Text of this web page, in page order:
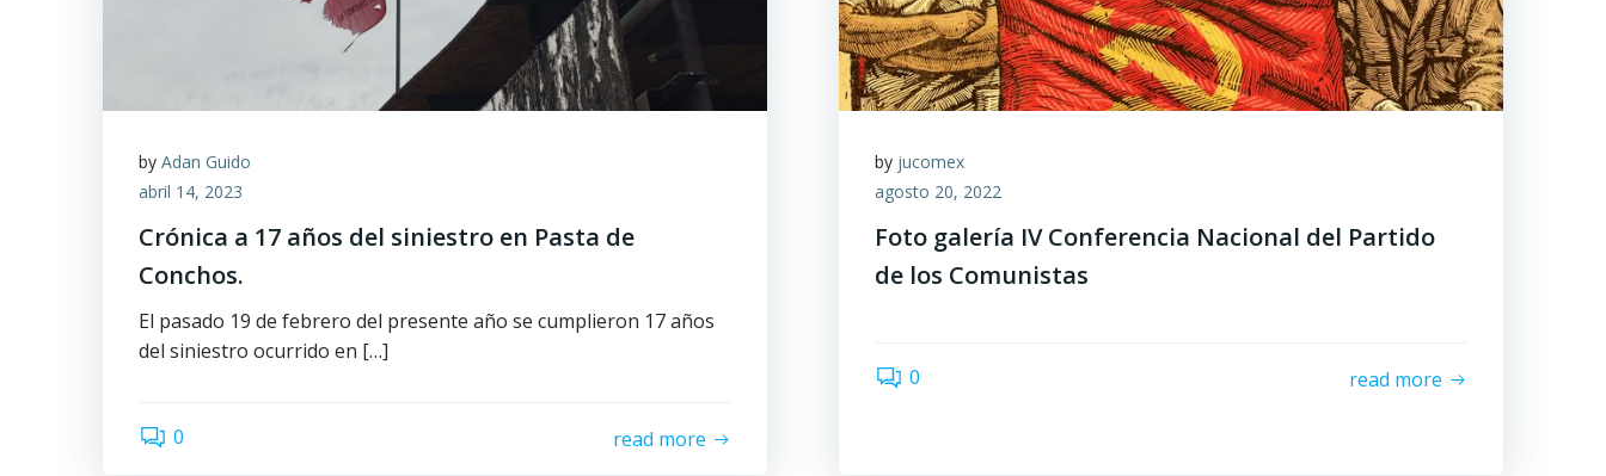
by Adan Guido
abril 14, 2023
Crónica a 17 años del siniestro en Pasta de
Conchos.
El pasado 19 de febrero del presente año se cumplieron 17 años
del siniestro ocurrido en […]
0 read more
by jucomex
agosto 20, 2022
Foto galería IV Conferencia Nacional del Partido
de los Comunistas
0 read more